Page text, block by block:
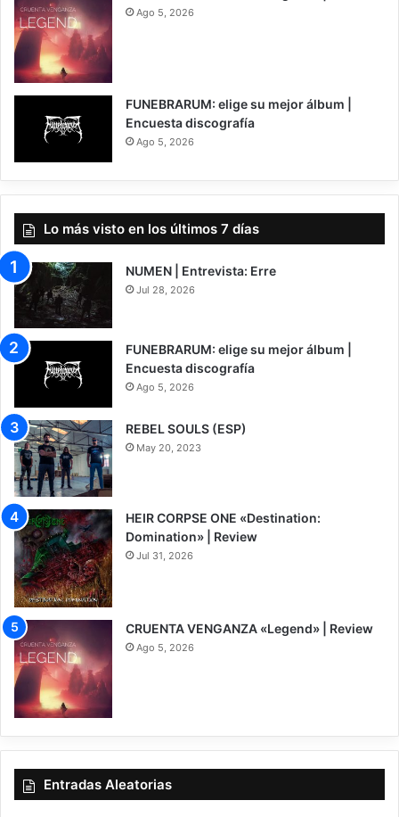
7
Ago 5, 2026
FUNEBRARUM: elige su mejor álbum |
Encuesta discografía
Ago 5, 2026
Lo más visto en los últimos 7 días
NUMEN | Entrevista: Erre
Jul 28, 2026
FUNEBRARUM: elige su mejor álbum |
Encuesta discografía
Ago 5, 2026
REBEL SOULS (ESP)
May 20, 2023
8
HEIR CORPSE ONE «Destination:
Domination» | Review
Jul 31, 2026
7
CRUENTA VENGANZA «Legend» | Review
Ago 5, 2026
Entradas Aleatorias